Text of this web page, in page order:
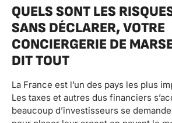
QUELS SONT LES
SANS DÉCLARER, VOTRE
CONCIERGERIE DE
DIT TOUT
La France est l’un des pays les plus
Les taxes et autres dus financiers
beaucoup d’investisseurs se